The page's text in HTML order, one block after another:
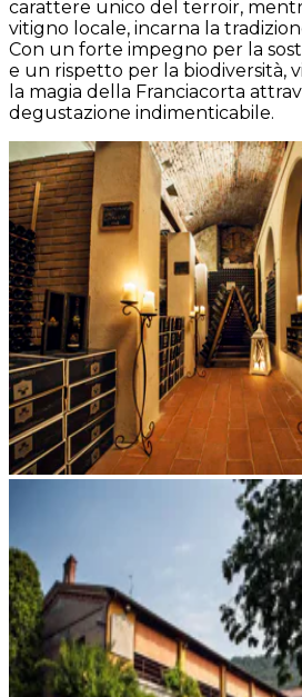
carattere unico del terroir,
vitigno locale, incarna la
Con un forte impegno per la
e un rispetto per la biodiversità,
la magia della Franciacorta
degustazione indimenticabile.